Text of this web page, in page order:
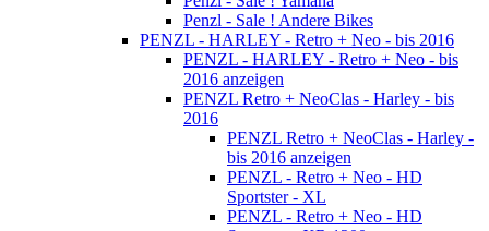
Penzl - Sale ! Andere Bikes
PENZL - HARLEY - Retro + Neo - bis 2016
PENZL - HARLEY - Retro + Neo - bis
2016 anzeigen
PENZL Retro + NeoClas - Harley - bis
2016
PENZL Retro + NeoClas - Harley -
bis 2016 anzeigen
PENZL - Retro + Neo - HD
Sportster - XL
PENZL - Retro + Neo - HD